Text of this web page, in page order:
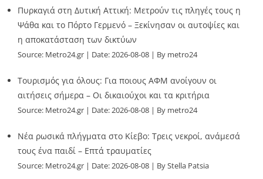
Πυρκαγιά στη Δυτική Αττική: Μετρούν τις πληγές τους η
Ψάθα και το Πόρτο Γερμενό – Ξεκίνησαν οι αυτοψίες και
η αποκατάσταση των δικτύων
Source: Metro24.gr Date: 2026-08-08 By metro24
Τουρισμός για όλους: Για ποιους ΑΦΜ ανοίγουν οι
αιτήσεις σήμερα – Οι δικαιούχοι και τα κριτήρια
Source: Metro24.gr Date: 2026-08-08 By metro24
Νέα ρωσικά πλήγματα στο Κίεβο: Τρεις νεκροί, ανάμεσά
τους ένα παιδί – Επτά τραυματίες
Source: Metro24.gr Date: 2026-08-08 By Stella Patsia